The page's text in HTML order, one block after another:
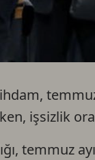
işsizlik
temmuz